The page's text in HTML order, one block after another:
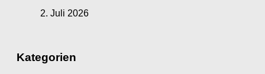
2. Juli 2026
Kategorien